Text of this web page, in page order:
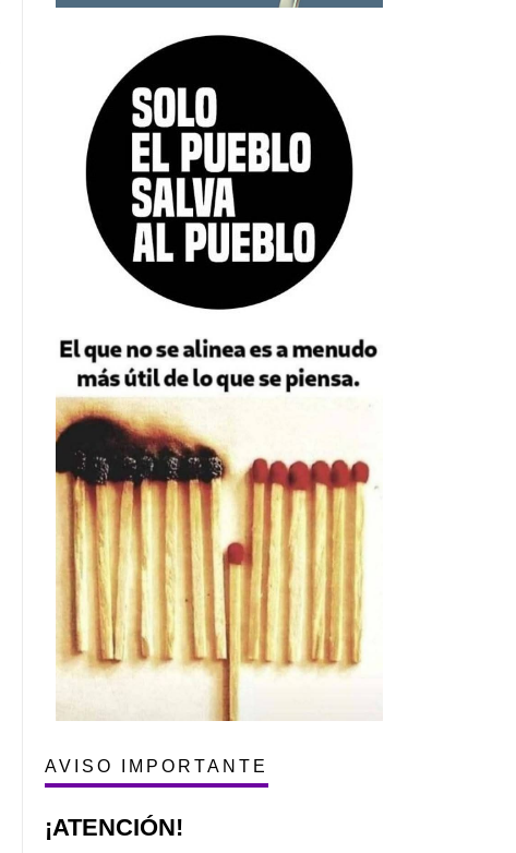
AVISO IMPORTANTE
¡ATENCIÓN!